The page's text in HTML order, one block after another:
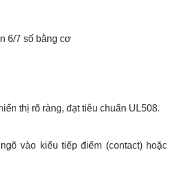
6/7 số bằng cơ
thị rõ ràng, đạt tiêu chuẩn UL508.
vào kiểu tiếp điểm (contact) hoặc